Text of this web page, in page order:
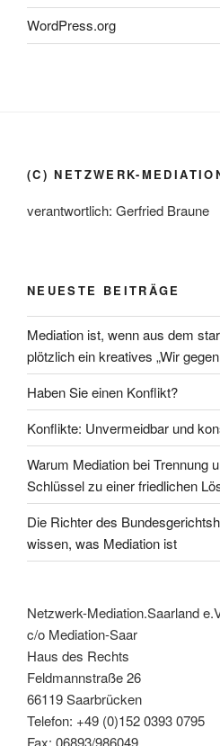
WordPress.org
(C) NETZWERK-
verantwortlich: Gerfried Braune
NEUESTE BEITRÄGE
Mediation ist, wenn aus dem
plötzlich ein kreatives „Wir
Haben Sie einen Konflikt?
Konflikte: Unvermeidbar und
Warum Mediation bei Trennung
Schlüssel zu einer friedlichen
Die Richter des
wissen, was Mediation ist
Netzwerk-Mediation.Saarland
c/o Mediation-Saar
Haus des Rechts
Feldmannstraße 26
66119 Saarbrücken
Telefon: +49 (0)152 0393 0795
Fax: 06893/986049